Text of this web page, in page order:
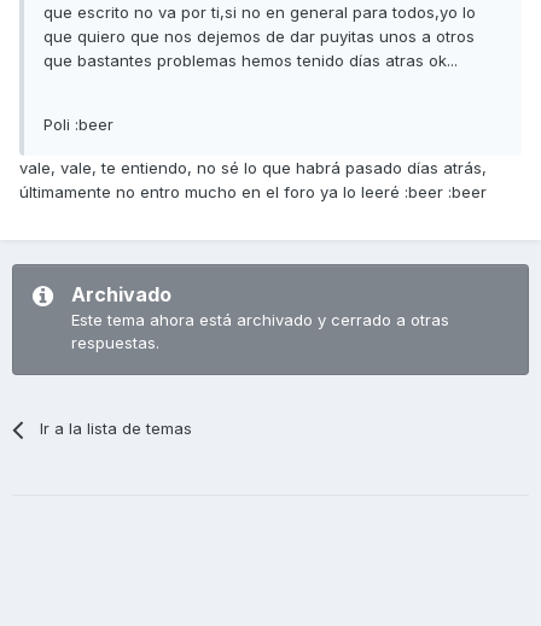
que escrito no va por ti,si no en general para todos,yo lo
que quiero que nos dejemos de dar puyitas unos a otros
que bastantes problemas hemos tenido días atras ok...
Poli :beer
vale, vale, te entiendo, no sé lo que habrá pasado días atrás,
últimamente no entro mucho en el foro ya lo leeré :beer :beer
Archivado
Este tema ahora está archivado y cerrado a otras
respuestas.
Ir a la lista de temas